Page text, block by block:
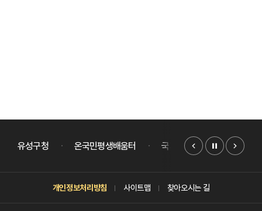
유성구청 온국민평생배움터 국가평생교육진흥원
개인정보처리방침 사이트맵 찾아오시는 길